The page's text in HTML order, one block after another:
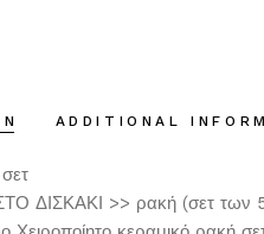
ADDITIONAL
ΔΙΣΚΑΚΙ >> ρακή (σετ των